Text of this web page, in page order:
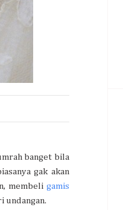
banget bila
gak akan
membeli gamis
undangan.